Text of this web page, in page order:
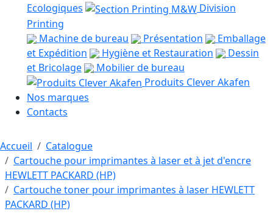
Ecologiques
Division
Printing
Machine de bureau
Présentation
Emballage
et Expédition
Hygiène et Restauration
Dessin
et Bricolage
Mobilier de bureau
Produits Clever Akafen
Nos marques
Contacts
Accueil
Catalogue
Cartouche pour imprimantes à laser et à jet d'encre
HEWLETT PACKARD (HP)
Cartouche toner pour imprimantes à laser HEWLETT
PACKARD (HP)